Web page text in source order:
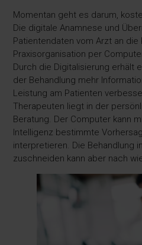
Momentan geht es darum,
Die digitale Anamnese und
Patientendaten vom Arzt an
Praxisorganisation per
Durch die Digitalisierung erhält
der Behandlung mehr
Leistung am Patienten
Therapeuten liegt in der
Beratung. Der Computer kann
Intelligenz bestimmte
interpretieren. Die Behandlung
zuschneiden kann aber nach